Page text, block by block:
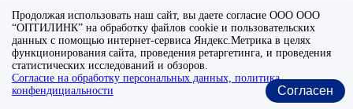
устройств. Специальное покрытие (блю
блокер) помогает снизить воздействие
синего света от излучения мониторов.
Рекомендуются для использования во
время работы с гаджетами, не для
постоянного ношения. Линзы
производства Сербии или Ю.-В. Азии.
Продолжая использовать наш сайт, вы даете согласие ООО ООО
“ОПТИЛИНК” на обработку файлов cookie и пользовательских
данных с помощью интернет-сервиса Яндекс.Метрика в целях
функционирования сайта, проведения ретаргетинга, и проведения
статистических исследований и обзоров.
Согласие на обработку персональных данных, политика
конфендициальности
Согласен